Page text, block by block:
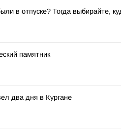
в отпуске? Тогда выбирайте,
памятник
два дня в Кургане